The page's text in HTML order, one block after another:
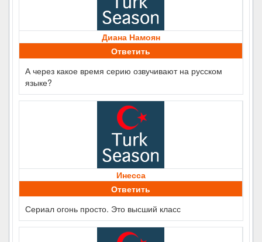
Диана Намоян
Ответить
А через какое время серию озвучивают на русском
языке?
Инесса
Ответить
Сериал огонь просто. Это высший класс